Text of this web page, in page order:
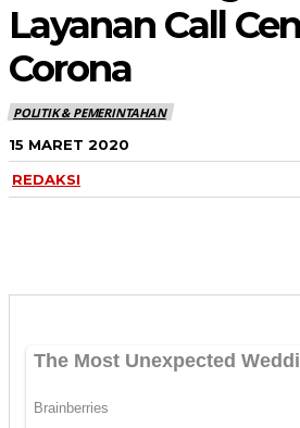
Layanan Call
Corona
POLITIK & PEMERINTAHAN
15 MARET 2020
REDAKSI